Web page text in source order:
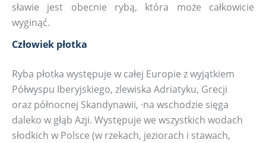
sławie jest obecnie rybą, która może całkowicie
wyginąć.
Człowiek płotka
Ryba płotka występuje w całej Europie z wyjątkiem
Półwyspu Iberyjskiego, zlewiska Adriatyku, Grecji
oraz północnej Skandynawii, ·na wschodzie sięga
daleko w głąb Azji. Występuje we wszystkich wodach
słodkich w Polsce (w rzekach, jeziorach i stawach,